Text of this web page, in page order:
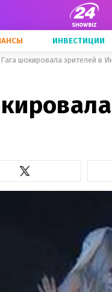
ИНВЕСТИЦИИ
шокировала зрителей в